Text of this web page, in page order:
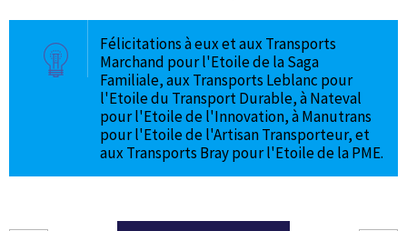
Félicitations à eux et aux Transports
Marchand pour l'Etoile de la Saga
Familiale, aux Transports Leblanc pour
l'Etoile du Transport Durable, à Nateval
pour l'Etoile de l'Innovation, à Manutrans
pour l'Etoile de l'Artisan Transporteur, et
aux Transports Bray pour l'Etoile de la PME.